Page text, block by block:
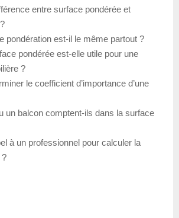
entre surface pondérée et
pondération est-il le même partout ?
pondérée est-elle utile pour une
?
le coefficient d’importance d’une
un balcon comptent-ils dans la surface
à un professionnel pour calculer la
?